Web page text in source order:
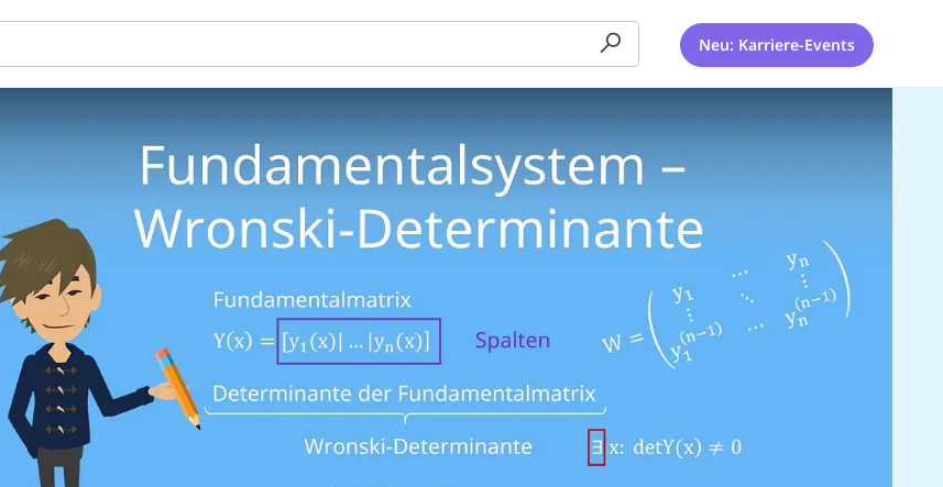
Neu: Karriere-Events